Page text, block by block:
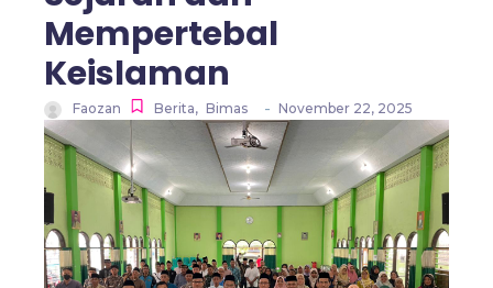
Mempertebal
Keislaman
Faozan Berita, Bimas - November 22, 2025